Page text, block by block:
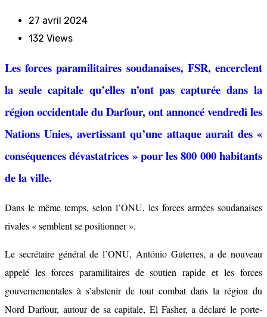
27 avril 2024
132 Views
Les forces paramilitaires soudanaises, FSR, encerclent
la seule capitale qu’elles n’ont pas capturée dans la
région occidentale du Darfour, ont annoncé vendredi les
Nations Unies, avertissant qu’une attaque aurait des «
conséquences dévastatrices » pour les 800 000 habitants
de la ville.
Dans le même temps, selon l’ONU, les forces armées soudanaises
rivales « semblent se positionner ».
Le secrétaire général de l’ONU, António Guterres, a de nouveau
appelé les forces paramilitaires de soutien rapide et les forces
gouvernementales à s’abstenir de tout combat dans la région du
Nord Darfour, autour de sa capitale, El Fasher, a déclaré le porte-